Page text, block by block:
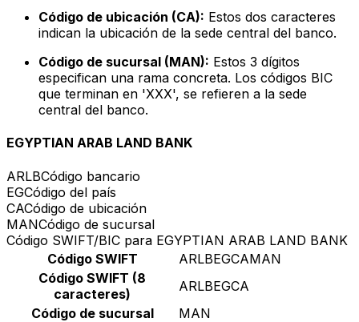
Código de ubicación (CA): Estos dos caracteres
indican la ubicación de la sede central del banco.
Código de sucursal (MAN): Estos 3 dígitos
especifican una rama concreta. Los códigos BIC
que terminan en 'XXX', se refieren a la sede
central del banco.
EGYPTIAN ARAB LAND BANK
ARLBCódigo bancario
EGCódigo del país
CACódigo de ubicación
MANCódigo de sucursal
Código SWIFT/BIC para EGYPTIAN ARAB LAND BANK
Código SWIFT
ARLBEGCAMAN
Código SWIFT (8
caracteres)
ARLBEGCA
Código de sucursal
MAN